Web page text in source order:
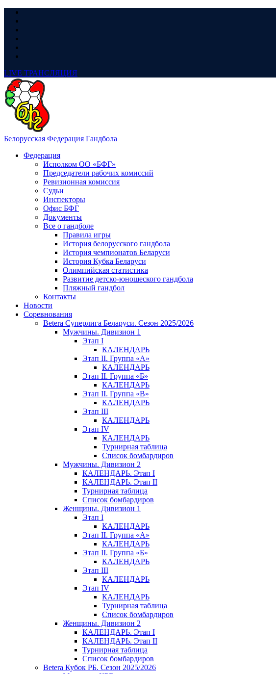
LIVE ТРАНСЛЯЦИЯ
Белорусская Федерация Гандбола
Федерация
Исполком ОО «БФГ»
Председатели рабочих комиссий
Ревизионная комиссия
Судьи
Инспекторы
Офис БФГ
Документы
Все о гандболе
Правила игры
История белорусского гандбола
История чемпионатов Беларуси
История Кубка Беларуси
Олимпийская статистика
Развитие детско-юношеского гандбола
Пляжный гандбол
Контакты
Новости
Соревнования
Betera Суперлига Беларуси. Сезон 2025/2026
Мужчины. Дивизион 1
Этап I
КАЛЕНДАРЬ
Этап II. Группа «А»
КАЛЕНДАРЬ
Этап II. Группа «Б»
КАЛЕНДАРЬ
Этап II. Группа «В»
КАЛЕНДАРЬ
Этап III
КАЛЕНДАРЬ
Этап IV
КАЛЕНДАРЬ
Турнирная таблица
Список бомбардиров
Мужчины. Дивизион 2
КАЛЕНДАРЬ. Этап I
КАЛЕНДАРЬ. Этап II
Турнирная таблица
Список бомбардиров
Женщины. Дивизион 1
Этап I
КАЛЕНДАРЬ
Этап II. Группа «А»
КАЛЕНДАРЬ
Этап II. Группа «Б»
КАЛЕНДАРЬ
Этап III
КАЛЕНДАРЬ
Этап IV
КАЛЕНДАРЬ
Турнирная таблица
Список бомбардиров
Женщины. Дивизион 2
КАЛЕНДАРЬ. Этап I
КАЛЕНДАРЬ. Этап II
Турнирная таблица
Список бомбардиров
Betera Кубок РБ. Сезон 2025/2026